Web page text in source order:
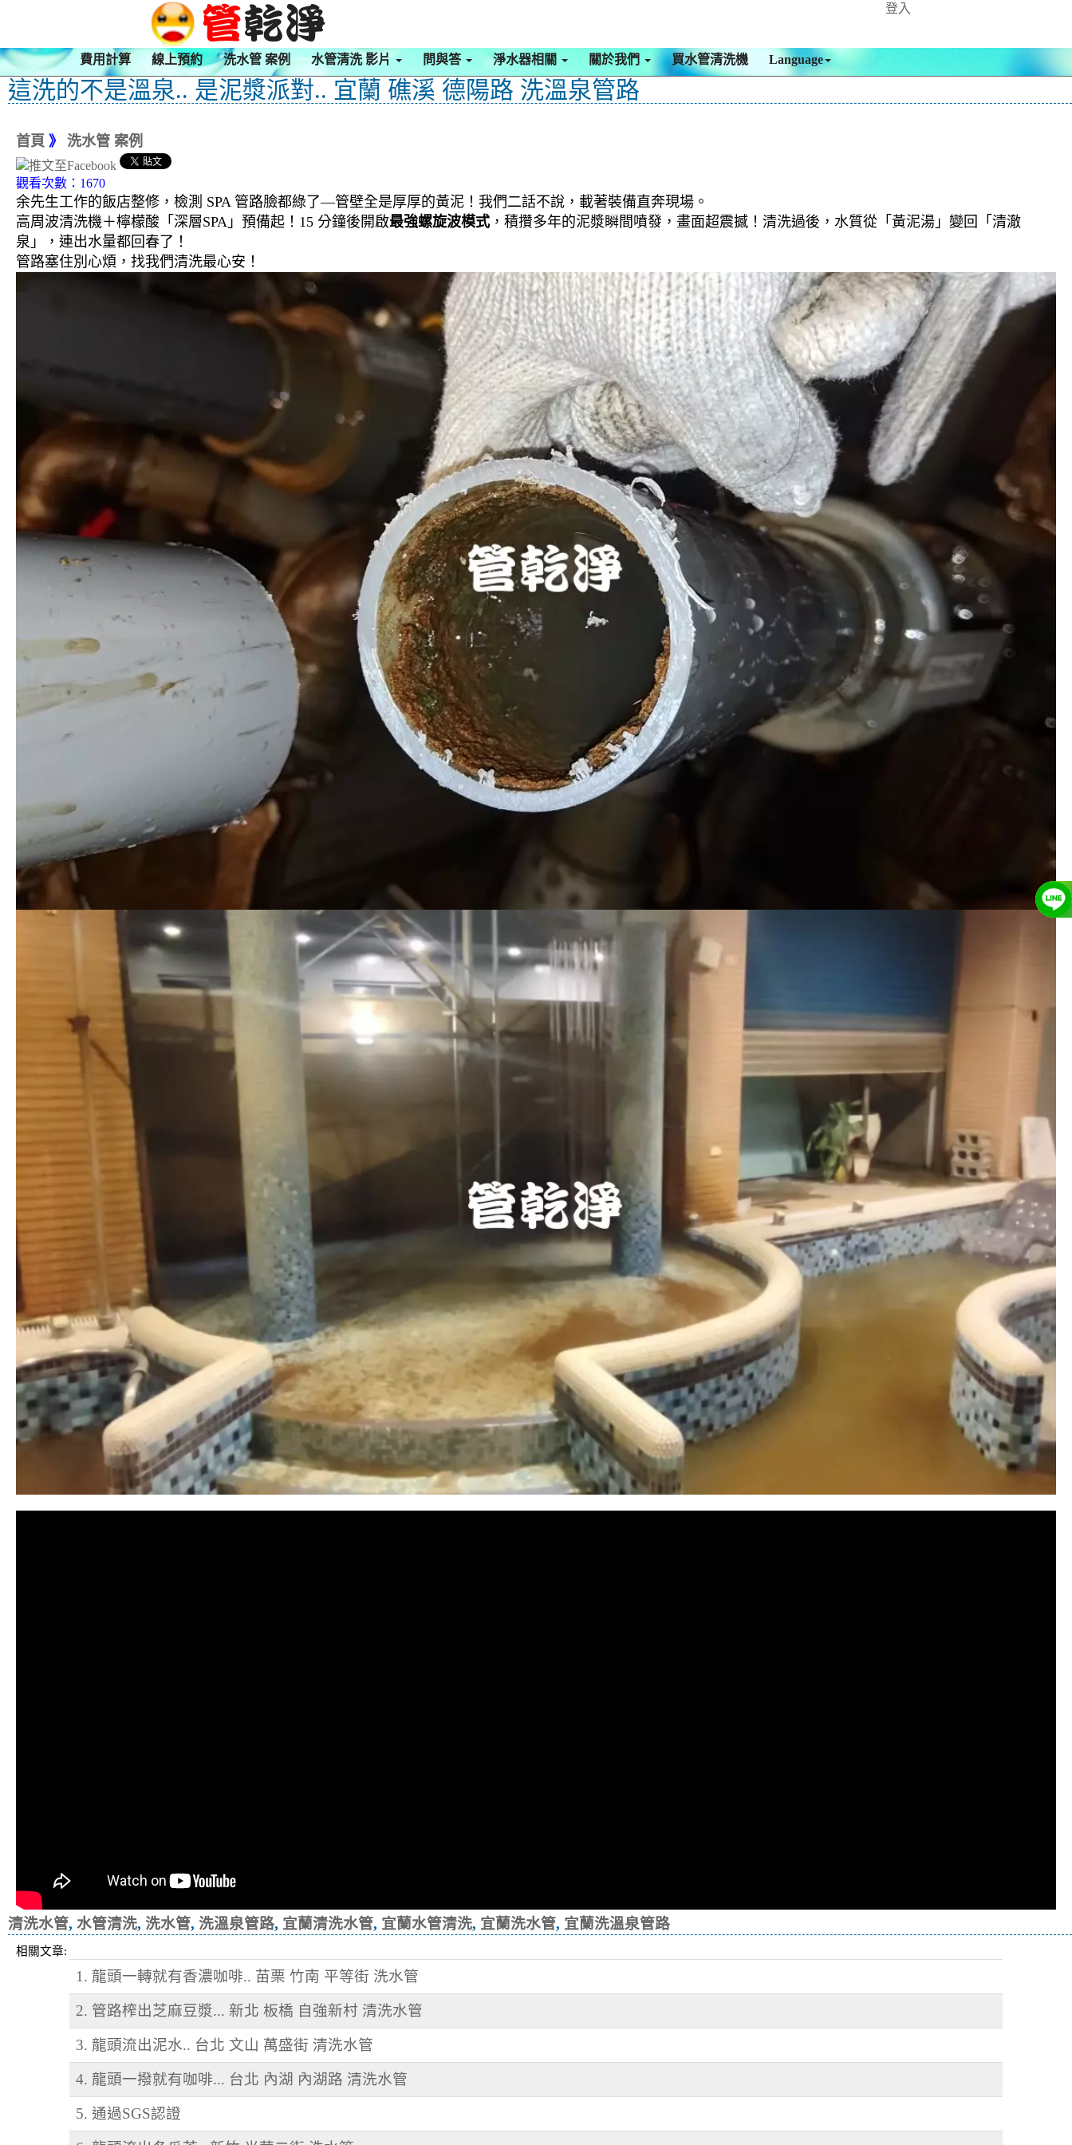
登入
費用計算 線上預約 洗水管 案例 水管清洗 影片 問與答 淨水器相關 關於我們 買水管清洗機 Language
這洗的不是溫泉.. 是泥漿派對.. 宜蘭 礁溪 德陽路 洗溫泉管路
首頁 》 洗水管 案例
觀看次數：1670
余先生工作的飯店整修，檢測 SPA 管路臉都綠了—管壁全是厚厚的黃泥！我們二話不說，載著裝備直奔現場。
高周波清洗機＋檸檬酸「深層SPA」預備起！15 分鐘後開啟最強螺旋波模式，積攢多年的泥漿瞬間噴發，畫面超震撼！清洗過後，水質從「黃泥湯」變回「清澈
泉」，連出水量都回春了！
管路塞住別心煩，找我們清洗最心安！
清洗水管, 水管清洗, 洗水管, 洗溫泉管路, 宜蘭清洗水管, 宜蘭水管清洗, 宜蘭洗水管, 宜蘭洗溫泉管路
相關文章:
1. 龍頭一轉就有香濃咖啡.. 苗栗 竹南 平等街 洗水管
2. 管路榨出芝麻豆漿... 新北 板橋 自強新村 清洗水管
3. 龍頭流出泥水.. 台北 文山 萬盛街 清洗水管
4. 龍頭一撥就有咖啡... 台北 內湖 內湖路 清洗水管
5. 通過SGS認證